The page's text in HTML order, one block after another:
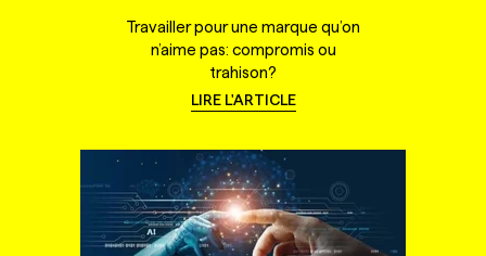
Travailler pour une marque qu’on
n’aime pas: compromis ou
trahison?
LIRE L'ARTICLE